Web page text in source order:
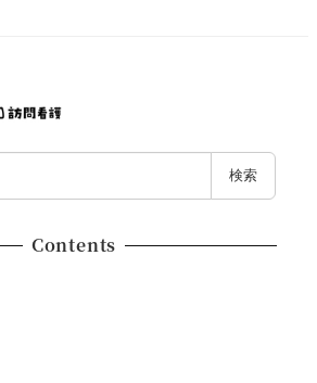
検索
Contents